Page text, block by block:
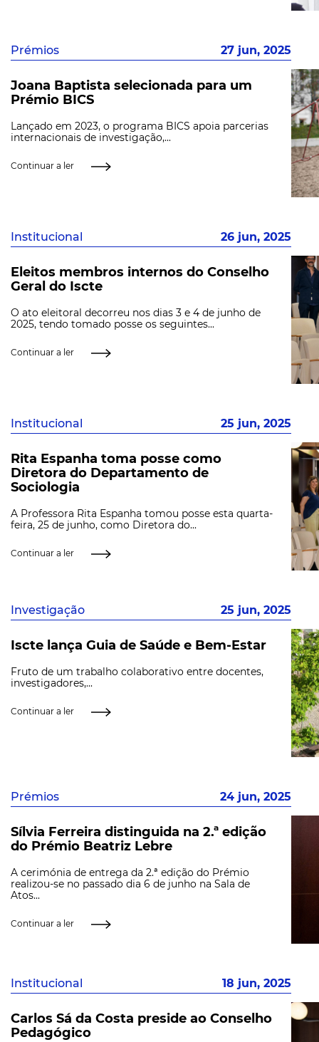
Prémios 27 jun, 2025
Joana Baptista selecionada para um
Prémio BICS
Lançado em 2023, o programa BICS apoia parcerias
internacionais de investigação,...
Continuar a ler
Institucional 26 jun, 2025
Eleitos membros internos do Conselho
Geral do Iscte
O ato eleitoral decorreu nos dias 3 e 4 de junho de
2025, tendo tomado posse os seguintes...
Continuar a ler
Institucional 25 jun, 2025
Rita Espanha toma posse como
Diretora do Departamento de
Sociologia
A Professora Rita Espanha tomou posse esta quarta-
feira, 25 de junho, como Diretora do...
Continuar a ler
Investigação 25 jun, 2025
Iscte lança Guia de Saúde e Bem-Estar
Fruto de um trabalho colaborativo entre docentes,
investigadores,...
Continuar a ler
Prémios 24 jun, 2025
Sílvia Ferreira distinguida na 2.ª edição
do Prémio Beatriz Lebre
A cerimónia de entrega da 2.ª edição do Prémio
realizou-se no passado dia 6 de junho na Sala de
Atos...
Continuar a ler
Institucional 18 jun, 2025
Carlos Sá da Costa preside ao Conselho
Pedagógico